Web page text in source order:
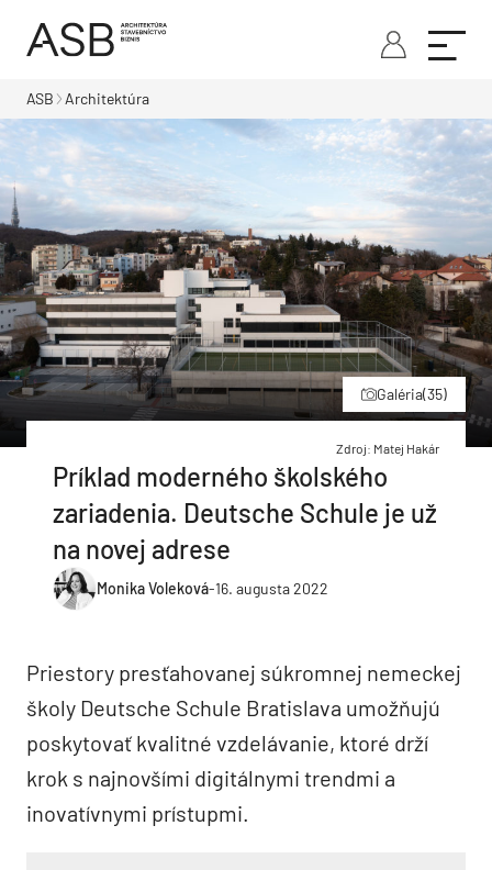
ASB Architektúra
Galéria(35)
Zdroj: Matej Hakár
Príklad moderného školského
zariadenia. Deutsche Schule je už
na novej adrese
Monika Voleková-16. augusta 2022
Priestory presťahovanej súkromnej nemeckej
školy Deutsche Schule Bratislava umožňujú
poskytovať kvalitné vzdelávanie, ktoré drží
krok s najnovšími digitálnymi trendmi a
inovatívnymi prístupmi.